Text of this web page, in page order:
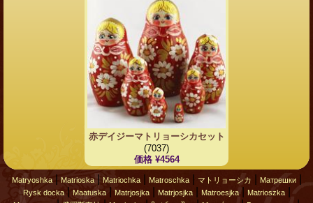
赤デイジーマトリョーシカセット
(7037)
価格 ¥4564
Matryoshka| Matrioska| Matriochka| Matroschka| マトリョーシカ Матрешки|
Rysk docka| Maatuska| Matrjosjka| Matrjosjka| Matroesjka| Matrioszka|